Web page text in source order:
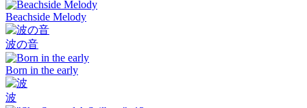
Beachside Melody
波の音
Born in the early
波